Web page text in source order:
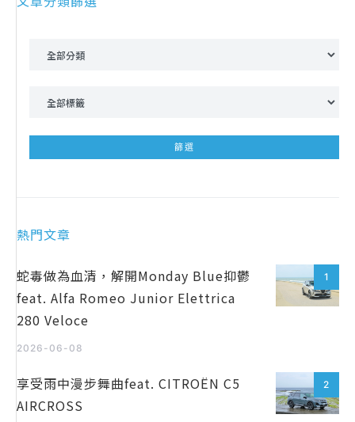
熱門文章
1
蛇毒做為血清，解開Monday Blue抑鬱
feat. Alfa Romeo Junior Elettrica
280 Veloce
2026-06-08
2
享受雨中漫步舞曲feat. CITROËN C5
AIRCROSS